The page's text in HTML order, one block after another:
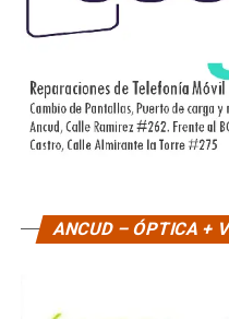
ANCUD – ÓPTICA +